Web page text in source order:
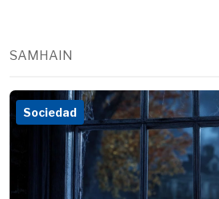
SAMHAIN
Sociedad